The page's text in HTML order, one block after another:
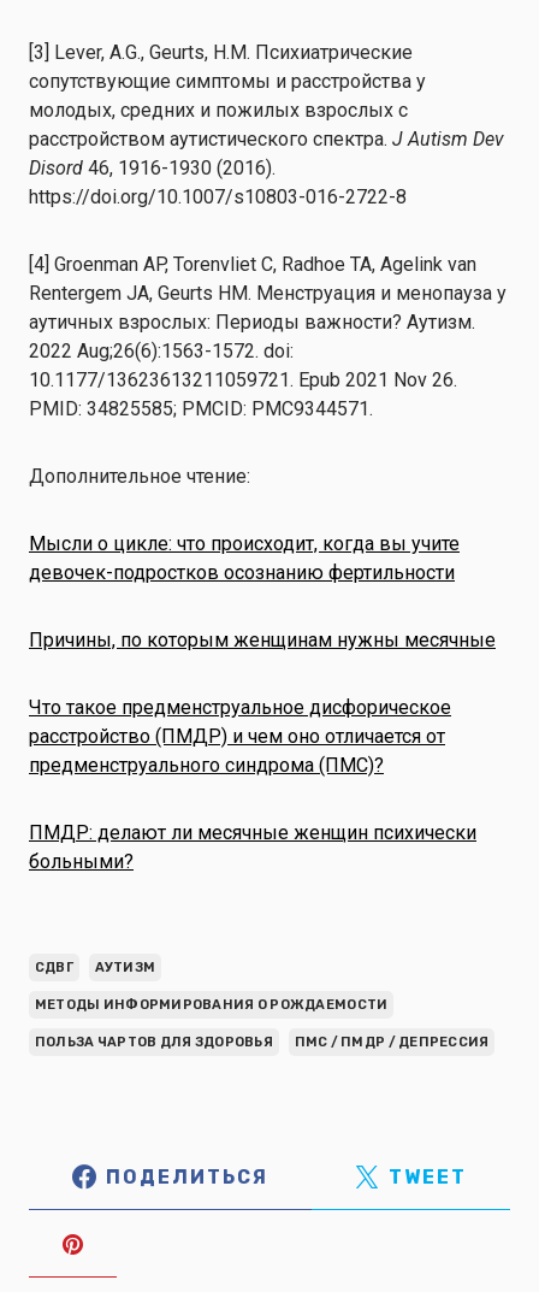
[3] Lever, A.G., Geurts, H.M. Психиатрические
сопутствующие симптомы и расстройства у
молодых, средних и пожилых взрослых с
расстройством аутистического спектра. J Autism Dev
Disord 46, 1916-1930 (2016).
https://doi.org/10.1007/s10803-016-2722-8
[4] Groenman AP, Torenvliet C, Radhoe TA, Agelink van
Rentergem JA, Geurts HM. Менструация и менопауза у
аутичных взрослых: Периоды важности? Аутизм.
2022 Aug;26(6):1563-1572. doi:
10.1177/13623613211059721. Epub 2021 Nov 26.
PMID: 34825585; PMCID: PMC9344571.
Дополнительное чтение:
Мысли о цикле: что происходит, когда вы учите
девочек-подростков осознанию фертильности
Причины, по которым женщинам нужны месячные
Что такое предменструальное дисфорическое
расстройство (ПМДР) и чем оно отличается от
предменструального синдрома (ПМС)?
ПМДР: делают ли месячные женщин психически
больными?
СДВГ АУТИЗМ
МЕТОДЫ ИНФОРМИРОВАНИЯ О РОЖДАЕМОСТИ
ПОЛЬЗА ЧАРТОВ ДЛЯ ЗДОРОВЬЯ ПМС / ПМДР / ДЕПРЕССИЯ
ПОДЕЛИТЬСЯ TWEET